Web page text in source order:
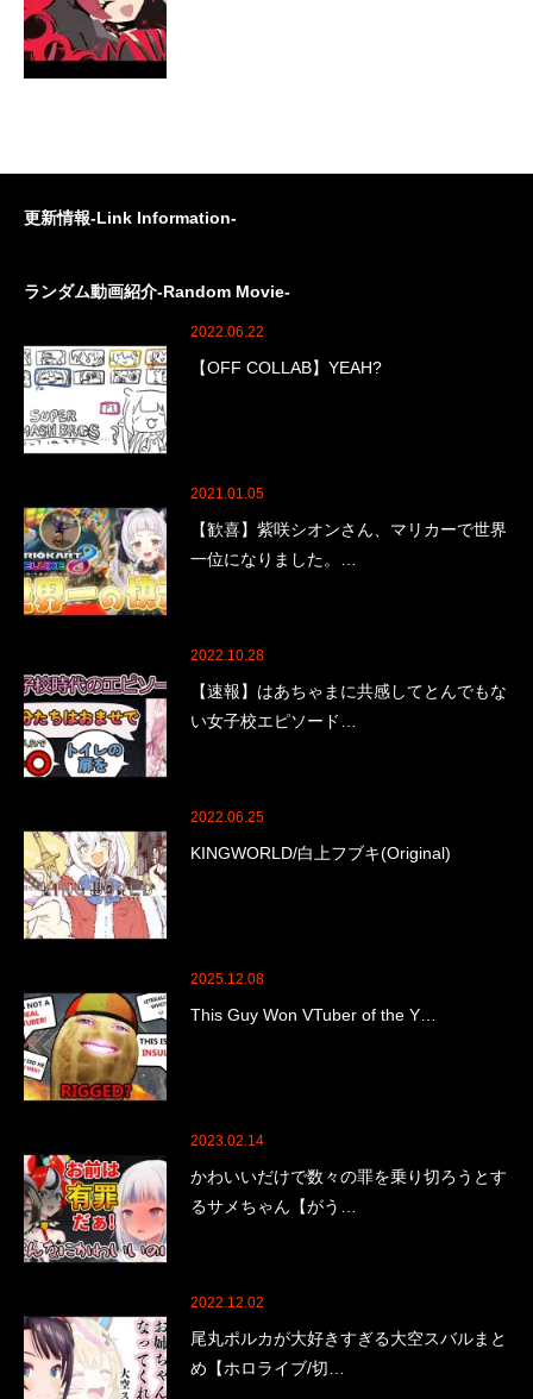
更新情報-Link Information-
ランダム動画紹介-Random Movie-
2022.06.22
【OFF COLLAB】YEAH?
2021.01.05
【歓喜】紫咲シオンさん、マリカーで世界
一位になりました。…
2022.10.28
【速報】はあちゃまに共感してとんでもな
い女子校エピソード…
2022.06.25
KINGWORLD/白上フブキ(Original)
2025.12.08
This Guy Won VTuber of the Y…
2023.02.14
かわいいだけで数々の罪を乗り切ろうとす
るサメちゃん【がう…
2022.12.02
尾丸ポルカが大好きすぎる大空スバルまと
め【ホロライブ/切…